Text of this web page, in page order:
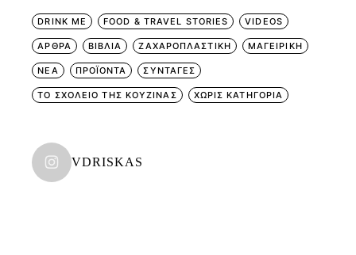
DRINK ME FOOD & TRAVEL STORIES VIDEOS
ΑΡΘΡΑ ΒΙΒΛΙΑ ΖΑΧΑΡΟΠΛΑΣΤΙΚΗ ΜΑΓΕΙΡΙΚΗ
ΝΕΑ ΠΡΟΪΟΝΤΑ ΣΥΝΤΑΓΕΣ
ΤΟ ΣΧΟΛΕΙΟ ΤΗΣ ΚΟΥΖΙΝΑΣ ΧΩΡΊΣ ΚΑΤΗΓΟΡΊΑ
VDRISKAS